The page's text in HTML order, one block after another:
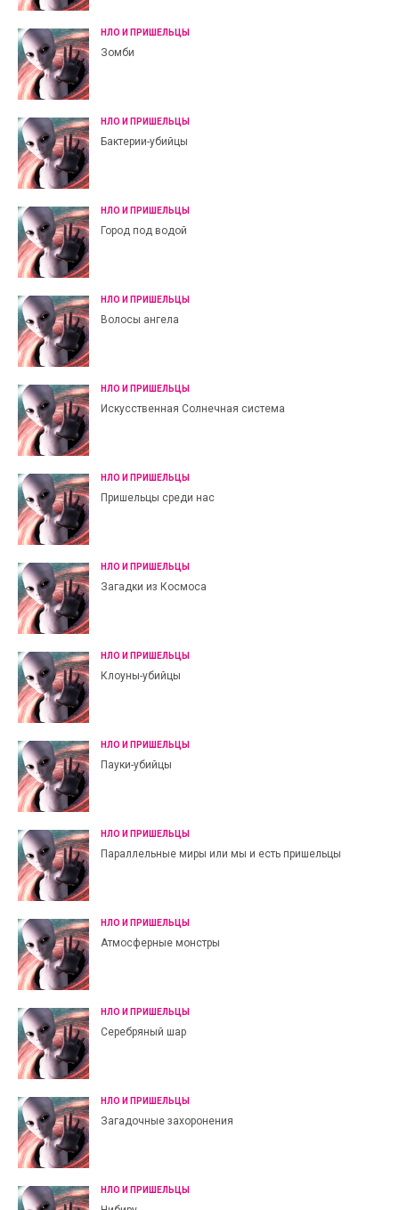
НЛО И ПРИШЕЛЬЦЫ
Зомби
НЛО И ПРИШЕЛЬЦЫ
Бактерии-убийцы
НЛО И ПРИШЕЛЬЦЫ
Город под водой
НЛО И ПРИШЕЛЬЦЫ
Волосы ангела
НЛО И ПРИШЕЛЬЦЫ
Искусственная Солнечная система
НЛО И ПРИШЕЛЬЦЫ
Пришельцы среди нас
НЛО И ПРИШЕЛЬЦЫ
Загадки из Космоса
НЛО И ПРИШЕЛЬЦЫ
Клоуны-убийцы
НЛО И ПРИШЕЛЬЦЫ
Пауки-убийцы
НЛО И ПРИШЕЛЬЦЫ
Параллельные миры или мы и есть пришельцы
НЛО И ПРИШЕЛЬЦЫ
Атмосферные монстры
НЛО И ПРИШЕЛЬЦЫ
Серебряный шар
НЛО И ПРИШЕЛЬЦЫ
Загадочные захоронения
НЛО И ПРИШЕЛЬЦЫ